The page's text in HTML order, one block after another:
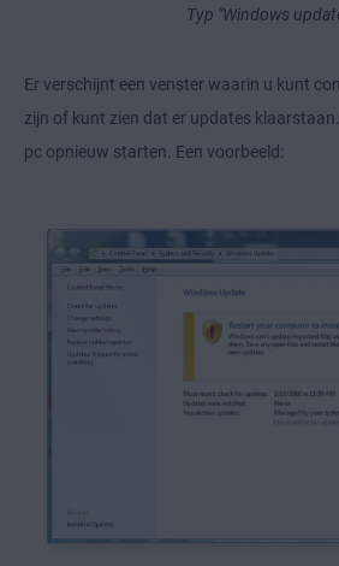
Typ "Windows
Er verschijnt een venster waarin u kunt
zijn of kunt zien dat er updates
pc opnieuw starten. Een voorbeeld: